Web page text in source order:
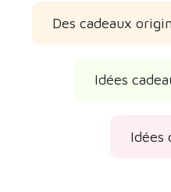
Des cadeaux
Idées
Idées